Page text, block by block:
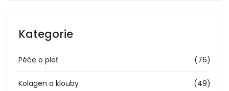
Kategorie
Péče o pleť (76)
Kolagen a klouby (49)